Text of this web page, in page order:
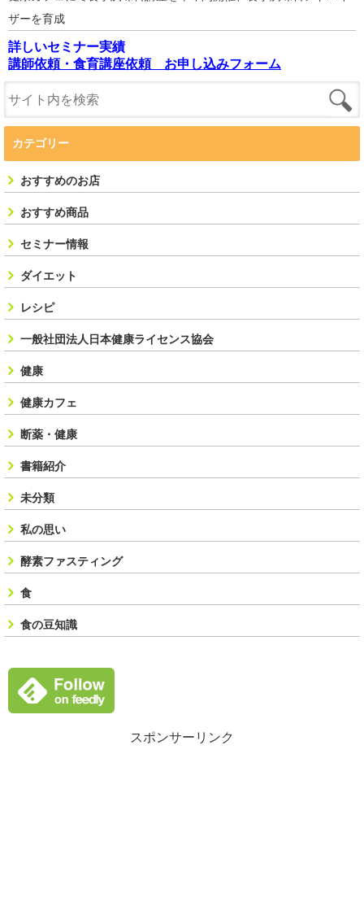
ザーを育成
詳しいセミナー実績
講師依頼・食育講座依頼 お申し込みフォーム
カテゴリー
おすすめのお店
おすすめ商品
セミナー情報
ダイエット
レシピ
一般社団法人日本健康ライセンス協会
健康
健康カフェ
断薬・健康
書籍紹介
未分類
私の思い
酵素ファスティング
食
食の豆知識
スポンサーリンク